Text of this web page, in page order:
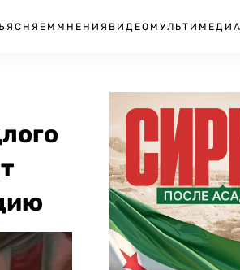
МНЕНИЯ ВИДЕО МУЛЬТИМЕДИА